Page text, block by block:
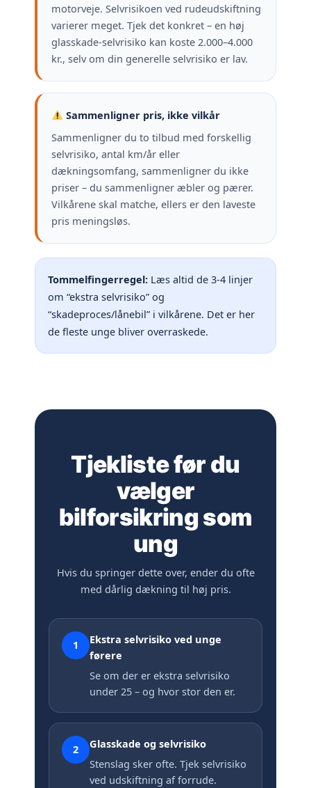
motorveje. Selvrisikoen ved rudeudskiftning
varierer meget. Tjek det konkret – en høj
glasskade-selvrisiko kan koste 2.000–4.000
kr., selv om din generelle selvrisiko er lav.
Sammenligner pris, ikke vilkår
Sammenligner du to tilbud med forskellig
selvrisiko, antal km/år eller
dækningsomfang, sammenligner du ikke
priser – du sammenligner æbler og pærer.
Vilkårene skal matche, ellers er den laveste
pris meningsløs.
Tommelfingerregel: Læs altid de 3-4 linjer
om “ekstra selvrisiko” og
“skadeproces/lånebil” i vilkårene. Det er her
de fleste unge bliver overraskede.
Tjekliste før du
vælger
bilforsikring som
ung
Hvis du springer dette over, ender du ofte
med dårlig dækning til høj pris.
1
Ekstra selvrisiko ved unge
førere
Se om der er ekstra selvrisiko
under 25 – og hvor stor den er.
2
Glasskade og selvrisiko
Stenslag sker ofte. Tjek selvrisiko
ved udskiftning af forrude.